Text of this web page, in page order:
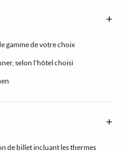
gamme de votre choix
selon l'hôtel choisi
de billet incluant les thermes